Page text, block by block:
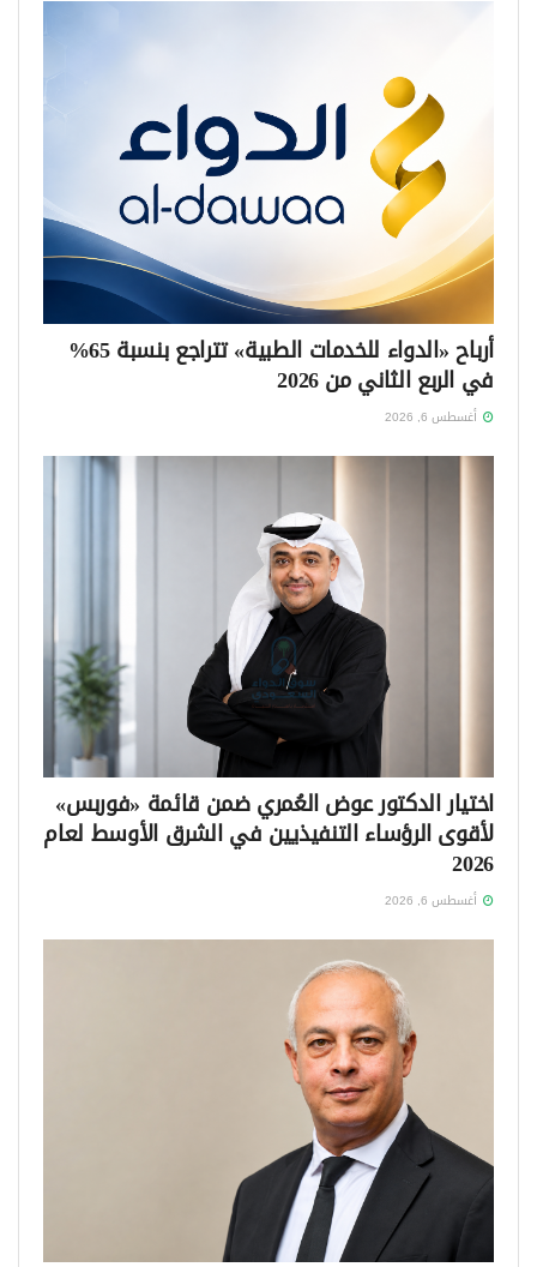
أرباح «الدواء للخدمات الطبية» تتراجع بنسبة 65%
في الربع الثاني من 2026
أغسطس 6, 2026
اختيار الدكتور عوض العُمري ضمن قائمة «فوربس»
لأقوى الرؤساء التنفيذيين في الشرق الأوسط لعام
2026
أغسطس 6, 2026